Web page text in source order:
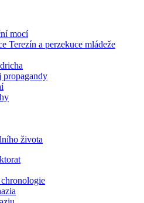
mocí
Terezín a perzekuce mládeže
propagandy
života